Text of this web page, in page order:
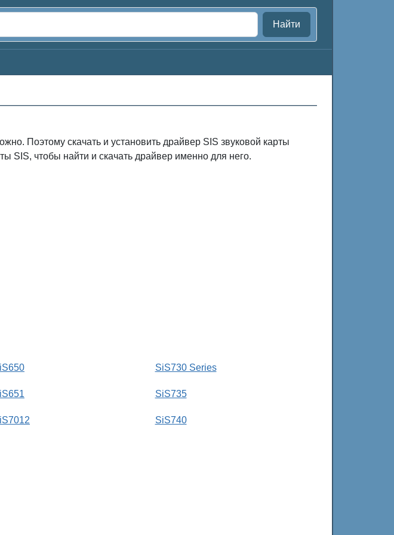
Найти
Поэтому скачать и установить драйвер SIS звуковой карты
SIS, чтобы найти и скачать драйвер именно для него.
SiS730 Series
SiS735
SiS740